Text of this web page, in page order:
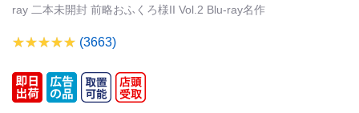
ray 二本未開封 前略おふくろ様II Vol.2 Blu-ray名作
(3663)